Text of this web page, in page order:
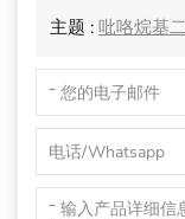
主题 : 吡咯烷基